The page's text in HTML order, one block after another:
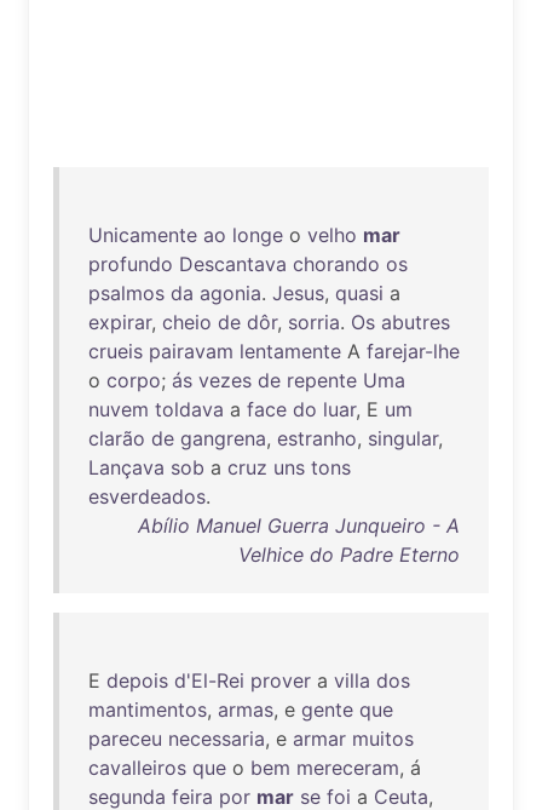
Unicamente ao longe o velho mar
profundo Descantava chorando os
psalmos da agonia. Jesus, quasi a
expirar, cheio de dôr, sorria. Os abutres
crueis pairavam lentamente A farejar-lhe
o corpo; ás vezes de repente Uma
nuvem toldava a face do luar, E um
clarão de gangrena, estranho, singular,
Lançava sob a cruz uns tons
esverdeados.
Abílio Manuel Guerra Junqueiro - A
Velhice do Padre Eterno
E depois d'El-Rei prover a villa dos
mantimentos, armas, e gente que
pareceu necessaria, e armar muitos
cavalleiros que o bem mereceram, á
segunda feira por mar se foi a Ceuta,